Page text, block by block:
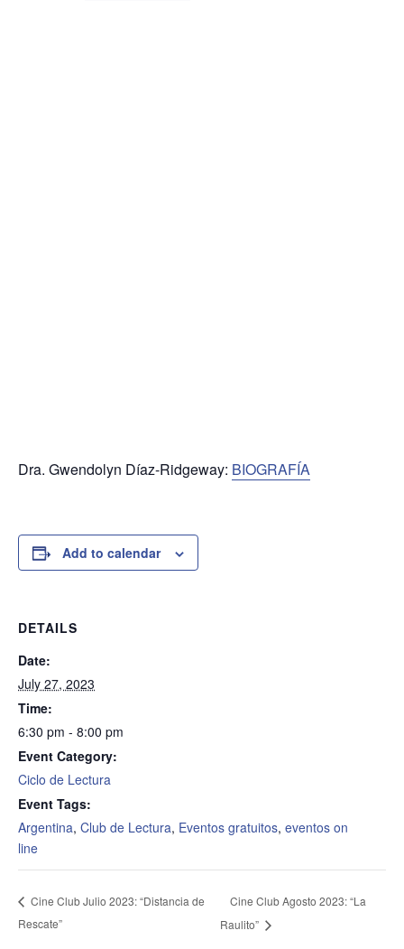
Dra. Gwendolyn Díaz-Ridgeway: BIOGRAFÍA
Add to calendar
DETAILS
Date:
July 27, 2023
Time:
6:30 pm - 8:00 pm
Event Category:
Ciclo de Lectura
Event Tags:
Argentina, Club de Lectura, Eventos gratuitos, eventos on
line
Cine Club Julio 2023: “Distancia de
Rescate”
Cine Club Agosto 2023: “La
Raulito”